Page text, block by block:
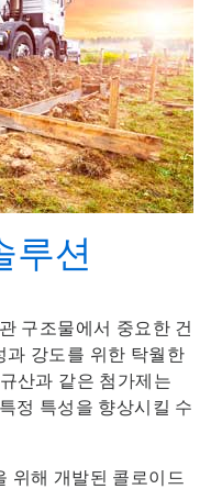
루션
구조물에서 중요한 건
과 강도를 위한 탁월한
산과 같은 첨가제는
정 특성을 향상시킬 수
위해 개발된 콜로이드